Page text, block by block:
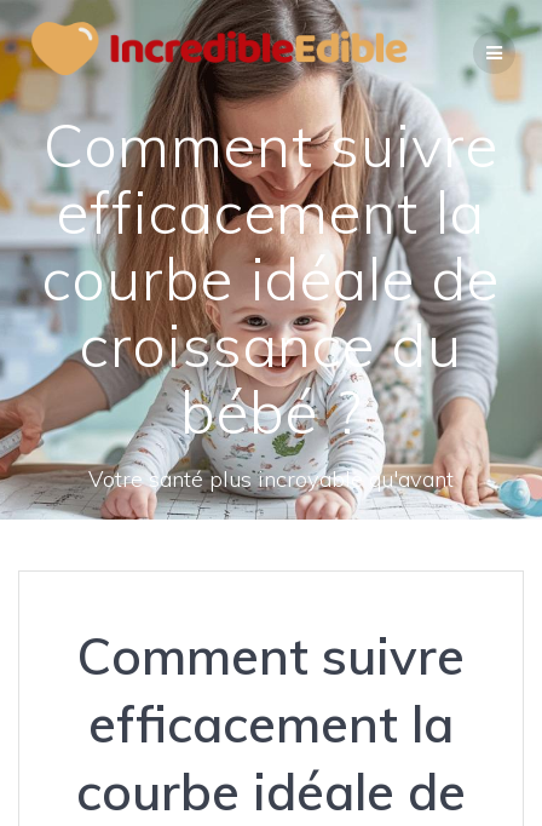
Passer
au
contenu
Comment suivre
efficacement la
courbe idéale de
croissance du
bébé ?
Votre santé plus incroyable qu'avant
Comment suivre
efficacement la
courbe idéale de